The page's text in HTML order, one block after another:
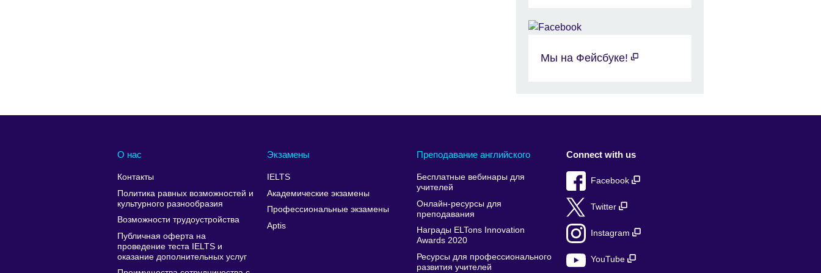
Мы на Фейсбуке!
О нас
Контакты
Политика равных возможностей и
культурного разнообразия
Возможности трудоустройства
Публичная оферта на
проведение теста IELTS и
оказание дополнительных услуг
Экзамены
IELTS
Академические экзамены
Профессиональные экзамены
Aptis
Преподавание английского
Бесплатные вебинары для
учителей
Онлайн-ресурсы для
преподавания
Награды ELTons Innovation
Awards 2020
Ресурсы для профессионального
развития учителей
Connect with us
Facebook
Twitter
Instagram
YouTube